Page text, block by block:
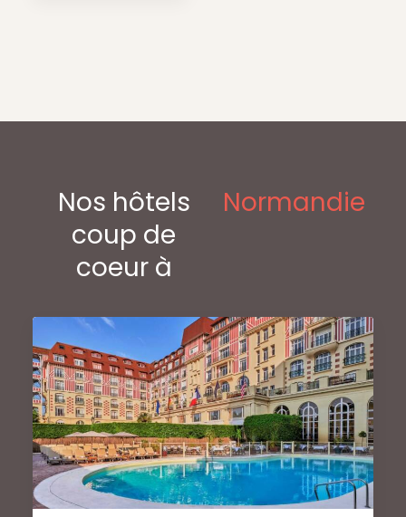
Nos hôtels
coup de
coeur à
Normandie